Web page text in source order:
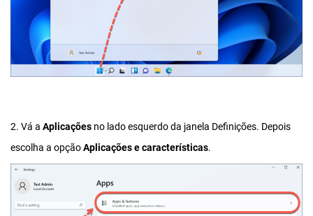
2. Vá a Aplicações no lado esquerdo da janela Definições. Depois
escolha a opçãoAplicações e características.